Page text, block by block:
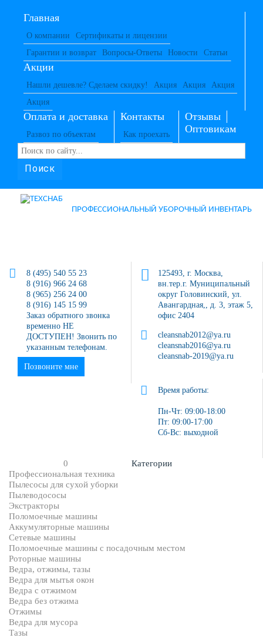
Главная
О компании
Сертификаты и лицензии
Гарантии и возврат
Вопросы-Ответы Новости Статьи
Акции
Нашли дешевле? Сделаем скидку! Акция Акция
Акция
Акция
Оплата и доставка
Развоз по объектам
Контакты
Как проехать
Отзывы
Оптовикам
Поиск
ПРОФЕССИОНАЛЬНЫЙ УБОРОЧНЫЙ ИНВЕНТАРЬ
8 (495) 540 55 23
8 (916) 966 24 68
8 (965) 256 24 00
8 (916) 145 15 99
Заказ обратного звонка
временно НЕ
ДОСТУПЕН! Звонить по
указанным телефонам.
Позвоните мне
125493, г. Москва,
вн.тер.г. Муниципальный
округ Головинский, ул.
Авангардная,, д. 3, этаж 5,
офис 2404
cleansnab2012@ya.ru
cleansnab2016@ya.ru
cleansnab-2019@ya.ru
Время работы:
Пн-Чт: 09:00-18:00
Пт: 09:00-17:00
Сб-Вс: выходной
0
Категории
Профессиональная техника
Пылесосы для сухой уборки
Пылеводососы
Экстракторы
Поломоечные машины
Аккумуляторные машины
Сетевые машины
Поломоечные машины с посадочным местом
Роторные машины
Ведра, отжимы, тазы
Ведра для мытья окон
Ведра с отжимом
Ведра без отжима
Отжимы
Ведра для мусора
Тазы